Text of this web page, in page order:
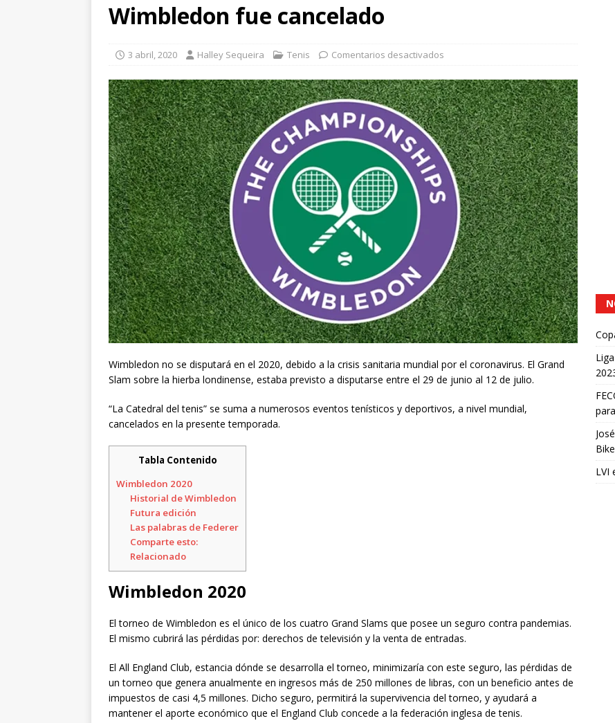
Wimbledon fue cancelado
3 abril, 2020 Halley Sequeira Tenis Comentarios desactivados
Wimbledon no se disputará en el 2020, debido a la crisis sanitaria mundial por el coronavirus. El Grand
Slam sobre la hierba londinense, estaba previsto a disputarse entre el 29 de junio al 12 de julio.
“La Catedral del tenis” se suma a numerosos eventos tenísticos y deportivos, a nivel mundial,
cancelados en la presente temporada.
Tabla Contenido
Wimbledon 2020
Historial de Wimbledon
Futura edición
Las palabras de Federer
Comparte esto:
Relacionado
Wimbledon 2020
El torneo de Wimbledon es el único de los cuatro Grand Slams que posee un seguro contra pandemias.
El mismo cubrirá las pérdidas por: derechos de televisión y la venta de entradas.
El All England Club, estancia dónde se desarrolla el torneo, minimizaría con este seguro, las pérdidas de
un torneo que genera anualmente en ingresos más de 250 millones de libras, con un beneficio antes de
impuestos de casi 4,5 millones. Dicho seguro, permitirá la supervivencia del torneo, y ayudará a
mantener el aporte económico que el England Club concede a la federación inglesa de tenis.
LVI